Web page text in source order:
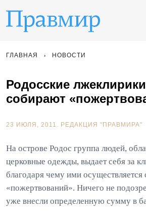
ГЛАВНАЯ НОВОСТИ
Родосские
собирают
23 ИЮЛЯ, 2011. РЕДАКЦИЯ "ПРАВМИРА"
На острове Родос группа людей,
церковные одежды, выдает себя за
благодаря чему ими осуществляется
«пожертвований». Ничего не
уже внесли определенную сумму в